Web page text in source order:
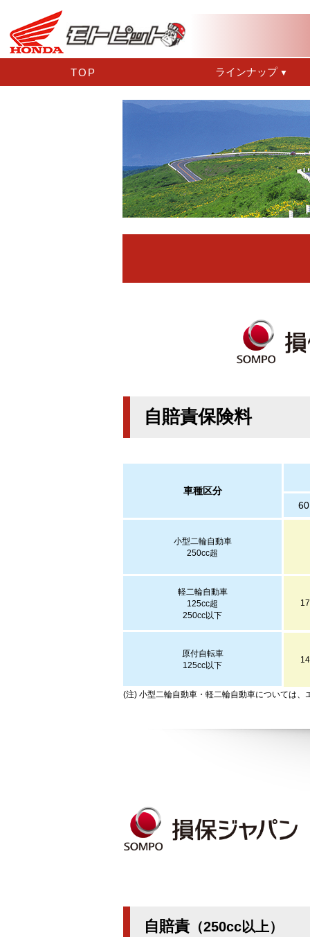
TOP ラインナップ ▼
自賠責保険料
車種区分
小型二輪自動車
250cc超
軽二輪自動車
125cc超
250cc以下
原付自転車
125cc以下
(注) 小型二輪自動車・軽二輪自動車については、
自賠責 （250cc以上）